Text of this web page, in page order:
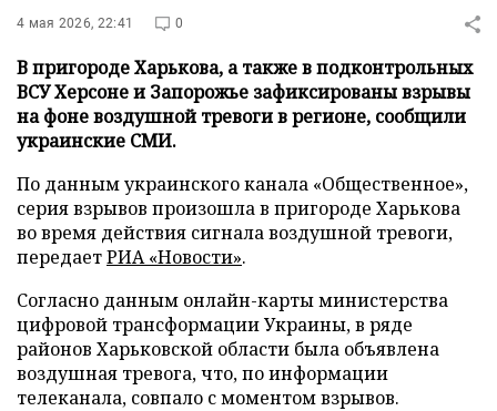
4 мая 2026, 22:41 0
В пригороде Харькова, а также в подконтрольных
ВСУ Херсоне и Запорожье зафиксированы взрывы
на фоне воздушной тревоги в регионе, сообщили
украинские СМИ.
По данным украинского канала «Общественное»,
серия взрывов произошла в пригороде Харькова
во время действия сигнала воздушной тревоги,
передаетРИА «Новости».
Согласно данным онлайн-карты министерства
цифровой трансформации Украины, в ряде
районов Харьковской области была объявлена
воздушная тревога, что, по информации
телеканала, совпало с моментом взрывов.